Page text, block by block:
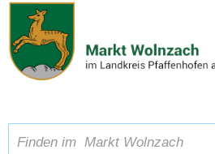
Zum Inhalt,zur Navigation
Schriftgröße A A A